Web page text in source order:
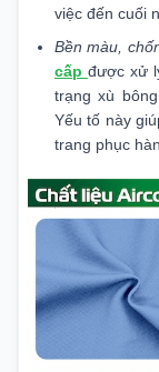
việc đến cuối
Bền màu,
cấp được xử
trạng xù
Yếu tố này
trang phục